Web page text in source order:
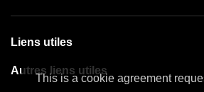
This is a cookie agreement
Liens utiles
Autres liens utiles